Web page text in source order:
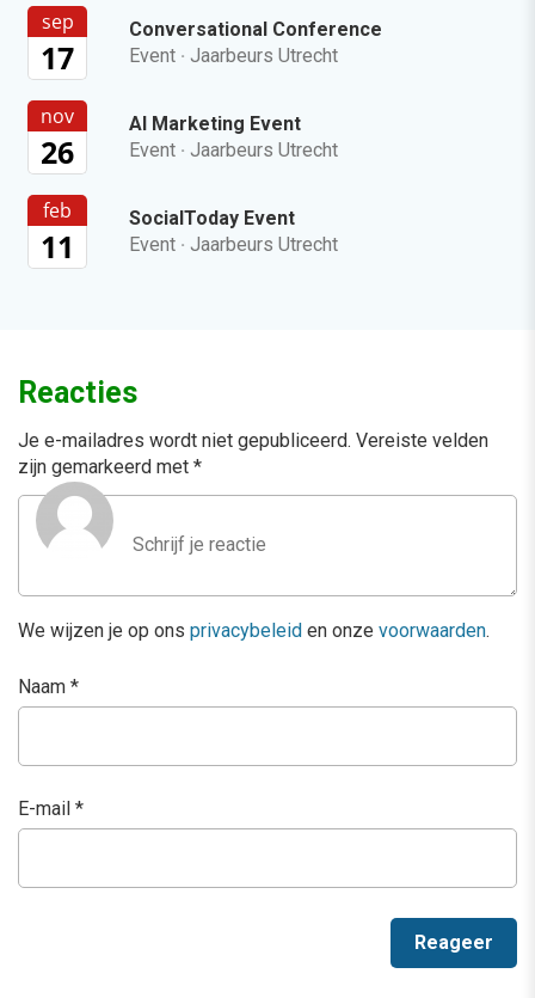
sep
17
Conversational Conference
Event · Jaarbeurs Utrecht
nov
26
AI Marketing Event
Event · Jaarbeurs Utrecht
feb
11
SocialToday Event
Event · Jaarbeurs Utrecht
Reacties
Je e-mailadres wordt niet gepubliceerd. Vereiste velden
zijn gemarkeerd met *
We wijzen je op ons privacybeleid en onze voorwaarden.
Naam *
E-mail *